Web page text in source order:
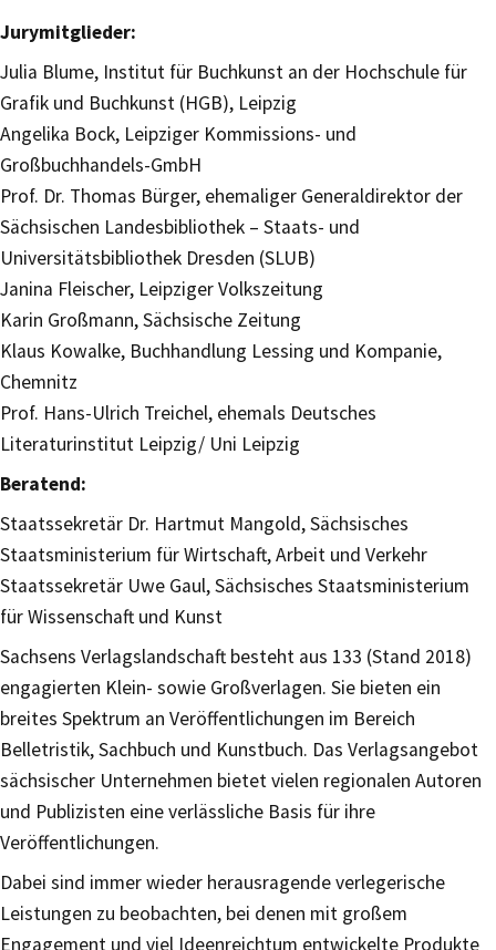
Jurymitglieder:
Julia Blume, Institut für Buchkunst an der Hochschule für
Grafik und Buchkunst (HGB), Leipzig
Angelika Bock, Leipziger Kommissions- und
Großbuchhandels-GmbH
Prof. Dr. Thomas Bürger, ehemaliger Generaldirektor der
Sächsischen Landesbibliothek – Staats- und
Universitätsbibliothek Dresden (SLUB)
Janina Fleischer, Leipziger Volkszeitung
Karin Großmann, Sächsische Zeitung
Klaus Kowalke, Buchhandlung Lessing und Kompanie,
Chemnitz
Prof. Hans-Ulrich Treichel, ehemals Deutsches
Literaturinstitut Leipzig/ Uni Leipzig
Beratend:
Staatssekretär Dr. Hartmut Mangold, Sächsisches
Staatsministerium für Wirtschaft, Arbeit und Verkehr
Staatssekretär Uwe Gaul, Sächsisches Staatsministerium
für Wissenschaft und Kunst
Sachsens Verlagslandschaft besteht aus 133 (Stand 2018)
engagierten Klein- sowie Großverlagen. Sie bieten ein
breites Spektrum an Veröffentlichungen im Bereich
Belletristik, Sachbuch und Kunstbuch. Das Verlagsangebot
sächsischer Unternehmen bietet vielen regionalen Autoren
und Publizisten eine verlässliche Basis für ihre
Veröffentlichungen.
Dabei sind immer wieder herausragende verlegerische
Leistungen zu beobachten, bei denen mit großem
Engagement und viel Ideenreichtum entwickelte Produkte